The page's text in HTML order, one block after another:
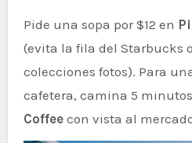
Pide una sopa por $12 en
(evita la fila del Starbucks
colecciones fotos). Para
cafetera, camina 5
Coffeecon vista al